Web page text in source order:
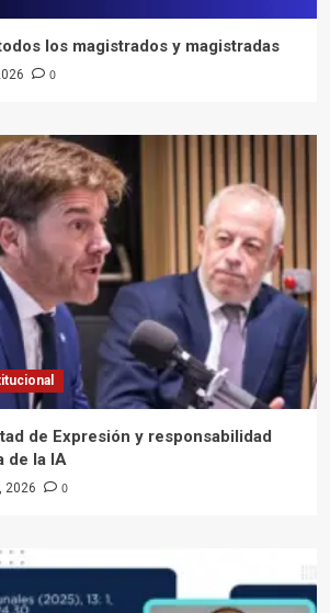
los magistrados y magistradas
0
de Expresión y responsabilidad
de la IA
2026 0